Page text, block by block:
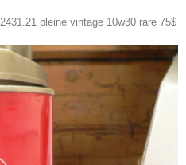
pleine vintage 10w30 rare 75$